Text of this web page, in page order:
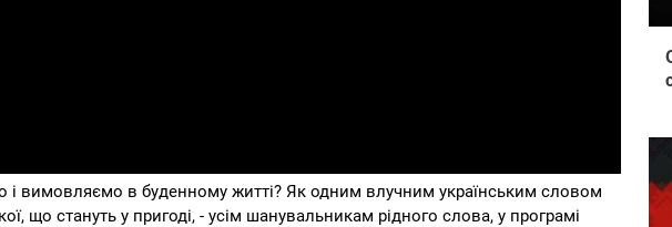
і вимовляємо в буденному житті? Як одним влучним українським словом
що стануть у пригоді, - усім шанувальникам рідного слова, у програмі